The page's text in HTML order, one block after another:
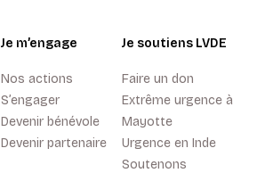
Je m’engage
Nos actions
S’engager
Devenir bénévole
Devenir partenaire
Je soutiens LVDE
Faire un don
Extrême urgence à
Mayotte
Urgence en Inde
Soutenons